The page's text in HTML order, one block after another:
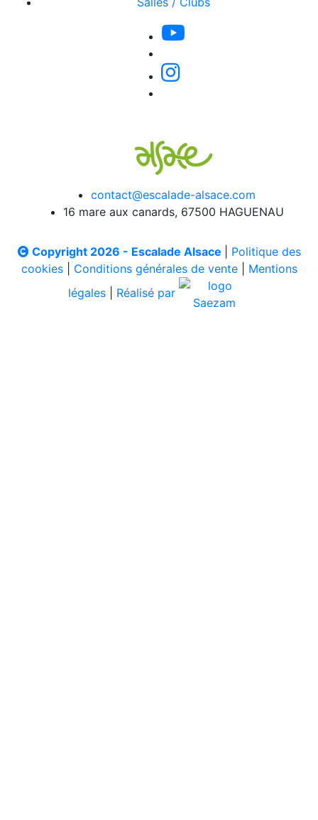
contact@escalade-alsace.com
16 mare aux canards, 67500 HAGUENAU
Copyright 2026 - Escalade Alsace
Politique des
cookies| Conditions générales de vente| Mentions
légales
Réalisé par